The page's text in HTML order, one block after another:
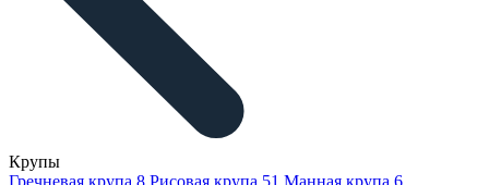
Крупы
Гречневая крупа 8 Рисовая крупа 51 Манная крупа 6